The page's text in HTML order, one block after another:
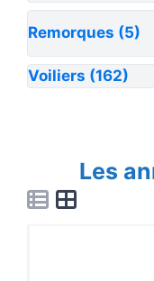
Remorques (5)
Voiliers (162)
Les